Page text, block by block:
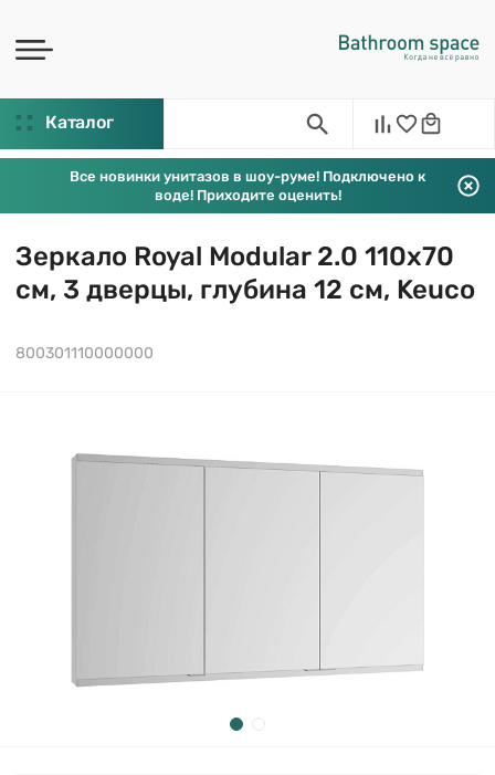
Каталог
Все новинки унитазов в шоу-руме! Подключено к
воде! Приходите оценить!
Зеркало Royal Modular 2.0 110х70
см, 3 дверцы, глубина 12 см, Keuco
800301110000000